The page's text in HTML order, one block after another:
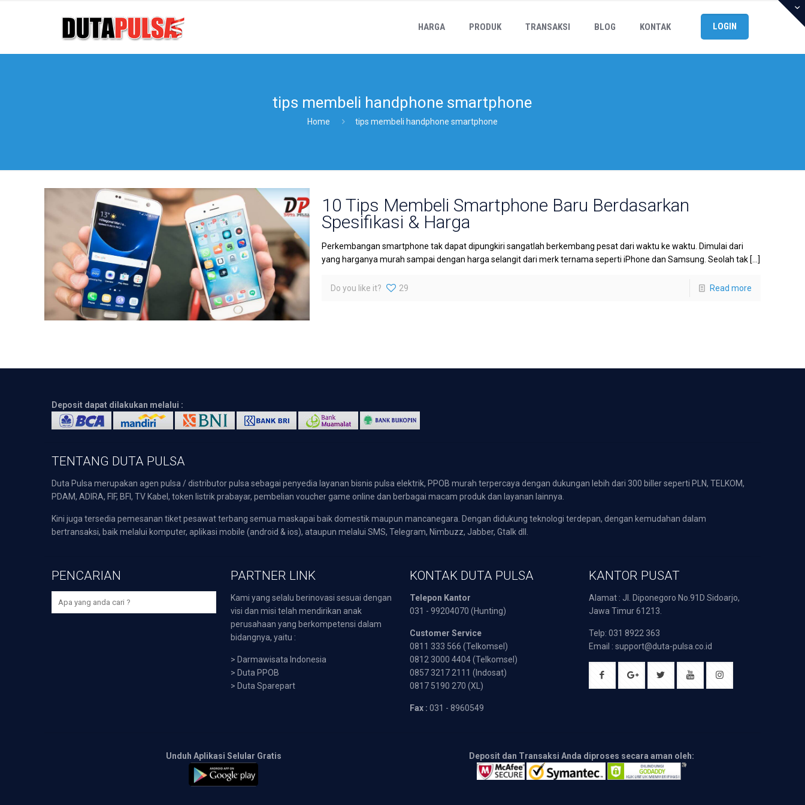
HARGA PRODUK TRANSAKSI BLOG KONTAK LOGIN
tips membeli handphone smartphone
Home tips membeli handphone smartphone
10 Tips Membeli Smartphone Baru Berdasarkan
Spesifikasi & Harga
Perkembangan smartphone tak dapat dipungkiri sangatlah berkembang pesat dari waktu ke waktu. Dimulai dari
yang harganya murah sampai dengan harga selangit dari merk ternama seperti iPhone dan Samsung. Seolah tak[…]
Do you like it? 29 Read more
Deposit dapat dilakukan melalui :
TENTANG DUTA PULSA
Duta Pulsa merupakan agen pulsa / distributor pulsa sebagai penyedia layanan bisnis pulsa elektrik, PPOB murah terpercaya dengan dukungan lebih dari 300 biller seperti PLN, TELKOM,
PDAM, ADIRA, FIF, BFI, TV Kabel, token listrik prabayar, pembelian voucher game online dan berbagai macam produk dan layanan lainnya.
Kini juga tersedia pemesanan tiket pesawat terbang semua maskapai baik domestik maupun mancanegara. Dengan didukung teknologi terdepan, dengan kemudahan dalam
bertransaksi, baik melalui komputer, aplikasi mobile (android & ios), ataupun melalui SMS, Telegram, Nimbuzz, Jabber, Gtalk dll.
PENCARIAN PARTNER LINK
Kami yang selalu berinovasi sesuai dengan
visi dan misi telah mendirikan anak
perusahaan yang berkompetensi dalam
bidangnya, yaitu :
> Darmawisata Indonesia
> Duta PPOB
> Duta Sparepart
KONTAK DUTA PULSA
Telepon Kantor
031 - 99204070 (Hunting)
Customer Service
0811 333 566 (Telkomsel)
0812 3000 4404 (Telkomsel)
0857 3217 2111 (Indosat)
0817 5190 270 (XL)
Fax : 031 - 8960549
KANTOR PUSAT
Alamat : Jl. Diponegoro No.91D Sidoarjo,
Jawa Timur 61213.
Telp: 031 8922 363
Email : support@duta-pulsa.co.id
Unduh Aplikasi Selular Gratis Deposit dan Transaksi Anda diproses secara aman oleh: